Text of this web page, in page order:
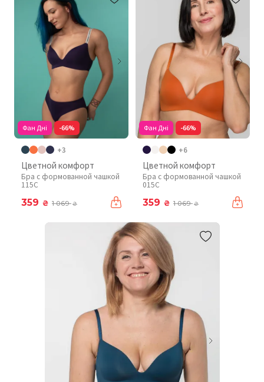
Фан Дні -66%
+3
Цветной комфорт
Бра с формованной чашкой
115C
359 ₴ 1 069₴
Фан Дні -66%
+6
Цветной комфорт
Бра с формованной чашкой
015C
359 ₴ 1 069₴